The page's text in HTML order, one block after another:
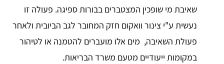
שאיבת מי שופכין המצטברים בבורות ספיגה. פעולה זו
נעשית ע"י צינור וואקום חזק המחובר לגב הביובית ולאחר
פעולת השאיבה, מים אלו מועברים להטמנה או לטיהור
במקומות ייעודיים מטעם משרד הבריאות.